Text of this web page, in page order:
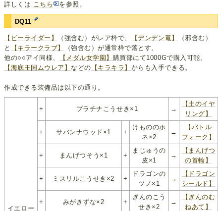
詳しくは こちら を参照。
DQ11
【ビーライダー】 （強含む）がレア枠で、 【デンデン竜】
（邪含む）
と
【キラークラブ】
（強含む）が通常枠で落とす。
他の○○アイ同様、
【メダル女学園】 購買部にて1000Gで購入可能。
【海底王国ムウレア】 などの 【キラキラ】 からも入手できる。
作成できる装備品は以下の通り。
イエロー
+ プラチナこうせき×1 →
【土のイヤ
リング】
+ サバンナウッド×1 +
けもののホ
ネ×2
→
【バトル
フォーク】
+ まんげつそう×1 +
まじゅうの
皮×1
→
【まんげつ
の首輪】
+ ミスリルこうせき×2 +
ドラゴンの
ツノ×1
→
【ドラゴン
シールド】
+ みがきずな×2 +
ぎんのこう
せき×2
→
【ぎんのむ
ねあて】